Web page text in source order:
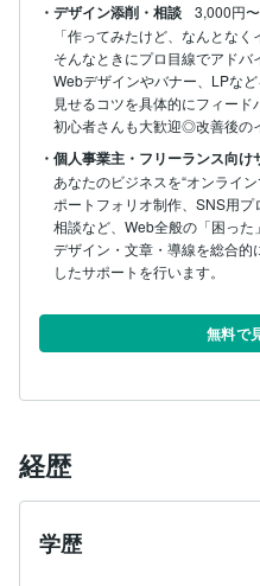
・デザイン添削・相談
3,000円〜
「作ってみたけど、なんとなく
そんなときにプロ目線でアドバ
Webデザインやバナー、LPな
見せるコツを具体的にフィード
初心者さんも大歓迎◎改善後の
・個人事業主・フリーランス向け
あなたのビジネスを“オンライン
ポートフォリオ制作、SNS用
相談など、Web全般の「困った
デザイン・文章・導線を総合的
したサポートを行います。
無料で
経歴
学歴